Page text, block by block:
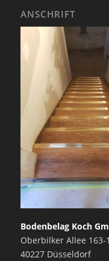
ANSCHRIFT
Bodenbelag Koch
Oberbilker Allee 163-
40227 Düsseldorf